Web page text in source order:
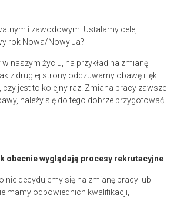
i zawodowym. Ustalamy cele,
rok Nowa/Nowy Ja?
naszym życiu, na przykład na zmianę
z drugiej strony odczuwamy obawę i lęk.
jest to kolejny raz. Zmiana pracy zawsze
należy się do tego dobrze przygotować.
obecnie wyglądają procesy rekrutacyjne
decydujemy się na zmianę pracy lub
mamy odpowiednich kwalifikacji,